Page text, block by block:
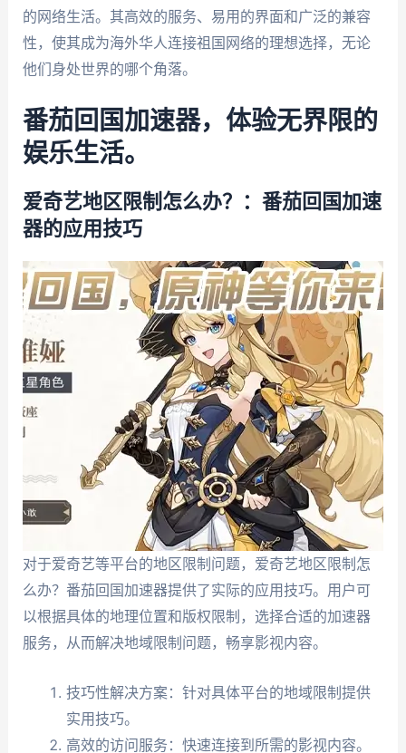
的网络生活。其高效的服务、易用的界面和广泛的兼容
性，使其成为海外华人连接祖国网络的理想选择，无论
他们身处世界的哪个角落。
番茄回国加速器，体验无界限的
娱乐生活。
爱奇艺地区限制怎么办？：番茄回国加速
器的应用技巧
对于爱奇艺等平台的地区限制问题，爱奇艺地区限制怎
么办？番茄回国加速器提供了实际的应用技巧。用户可
以根据具体的地理位置和版权限制，选择合适的加速器
服务，从而解决地域限制问题，畅享影视内容。
技巧性解决方案：针对具体平台的地域限制提供
实用技巧。
高效的访问服务：快速连接到所需的影视内容。